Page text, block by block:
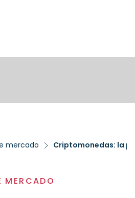
mercado Criptomonedas: la
MERCADO